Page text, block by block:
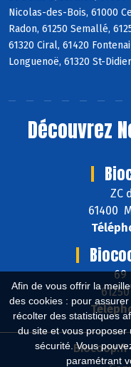
Afin de vous offrir la
des cookies : pour
récolter des statistiques
du site et vous proposer
sécurité. Vous
paramétrant
Nicolas-des-Bois, 61000
Radon, 61250 Semallé,
61320 Ciral, 61420
Longuenoë, 61320 St-
Découvrez
ZC
61400
69
Biocoop.fr